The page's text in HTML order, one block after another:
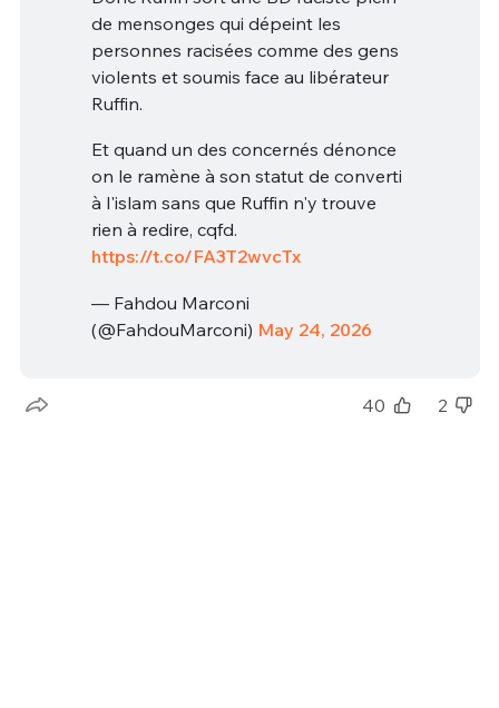
de mensonges qui dépeint les
personnes racisées comme des gens
violents et soumis face au libérateur
Ruffin.
Et quand un des concernés dénonce
on le ramène à son statut de converti
à l'islam sans que Ruffin n'y trouve
rien à redire, cqfd.
https://t.co/FA3T2wvcTx
— Fahdou Marconi
(@FahdouMarconi) May 24, 2026
40 2